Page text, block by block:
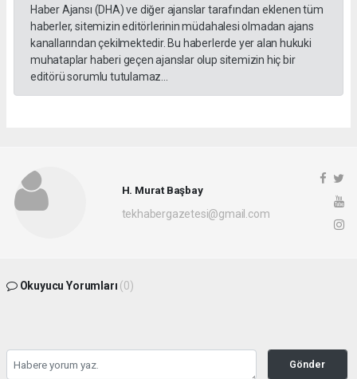
Haber Ajansı (DHA) ve diğer ajanslar tarafından eklenen tüm
haberler, sitemizin editörlerinin müdahalesi olmadan ajans
kanallarından çekilmektedir. Bu haberlerde yer alan hukuki
muhataplar haberi geçen ajanslar olup sitemizin hiç bir
editörü sorumlu tutulamaz...
H. Murat Başbay
tekhabergazetesi@gmail.com
Okuyucu Yorumları (0)
Gönder